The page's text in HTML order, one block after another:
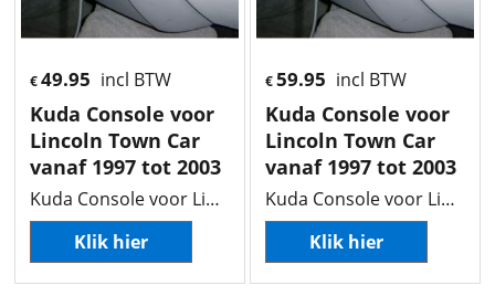
€49.95 incl BTW
Kuda Console voor
Lincoln Town Car
vanaf 1997 tot 2003
Kuda Console voor Lincoln Town Car vanaf 1997 tot 2003
Klik hier
€59.95 incl BTW
Kuda Console voor
Lincoln Town Car
vanaf 1997 tot 2003
Kuda Console voor Lincoln Town Car vanaf 1997 tot 2003
Klik hier